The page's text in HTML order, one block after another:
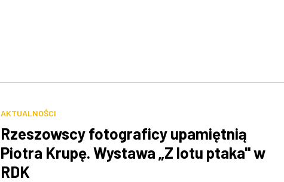
AKTUALNOŚCI
Rzeszowscy fotograficy upamiętnią
Piotra Krupę. Wystawa „Z lotu ptaka" w
RDK